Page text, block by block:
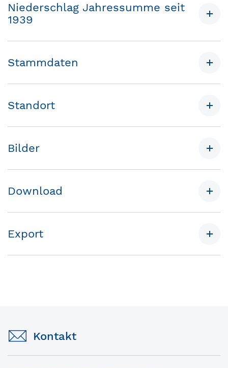
Niederschlag Jahressumme seit
1939
Stammdaten
Standort
Bilder
Download
Export
Kontakt